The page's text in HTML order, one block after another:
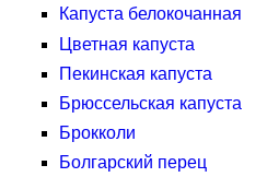
Капуста белокочанная
Цветная капуста
Пекинская капуста
Брюссельская капуста
Брокколи
Болгарский перец